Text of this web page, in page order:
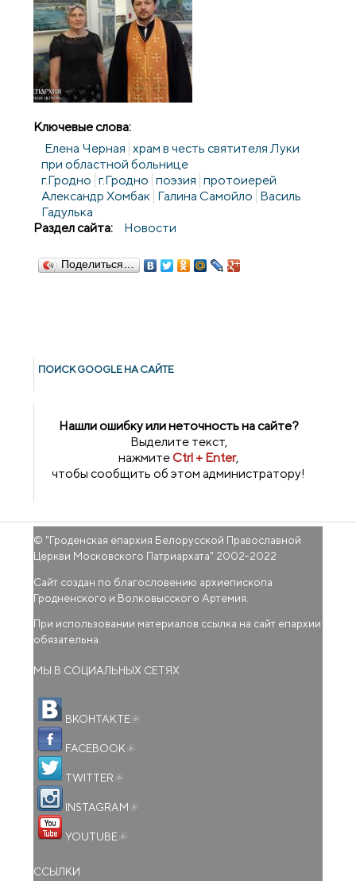
Ключевые слова:
Елена Черная храм в честь святителя Луки
при областной больнице
г.Гродно г.Гродно поэзия протоиерей
Александр Хомбак Галина Самойло Василь
Гадулька
Раздел сайта:
Новости
Поделиться…
ПОИСК GOОGLE НА САЙТЕ
Нашли ошибку или неточность на сайте?
Выделите текст,
нажмитеCtrl + Enter,
чтобы сообщить об этом администратору!
© "Гроденская епархия Белорусской Православной
Церкви Московского Патриархата" 2002-2022
Сайт создан по благословению архиепископа
Гродненского и Волковысского Артемия.
При использовании материалов ссылка на сайт епархии
обязательна.
МЫ В СОЦИАЛЬНЫХ СЕТЯХ
ВКОНТАКТЕ
FACEBOOK
TWITTER
INSTAGRAM
YOUTUBE
ССЫЛКИ